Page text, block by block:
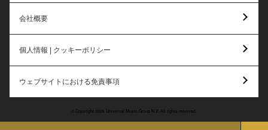
会社概要
個人情報 | クッキーポリシー
ウェブサイトにおける免責事項
© Copyright 2026 Universal Music Group N.V. All rights reserved.